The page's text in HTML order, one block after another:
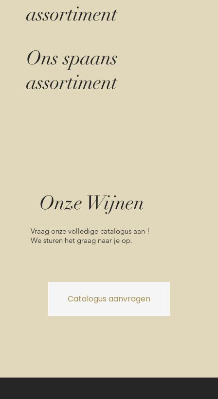
assortiment
Ons spaans
assortiment
Onze Wijnen
Vraag onze volledige catalogus aan !
We sturen het graag naar je op.
Catalogus aanvragen